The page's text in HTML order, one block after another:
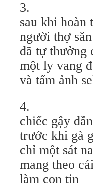
3.
sau khi hoàn
người thợ
đã tự thưởng
một ly vang
và tấm ảnh
4.
chiếc gậy
trước khi gà
chỉ một sát na
mang theo
làm con tin